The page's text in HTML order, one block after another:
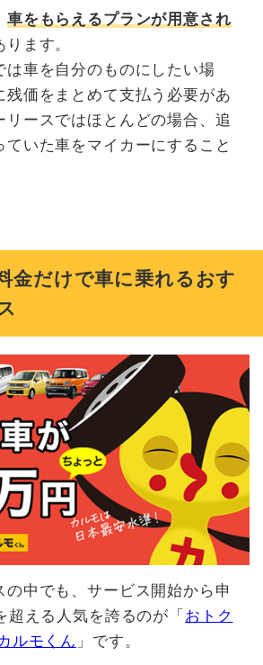
車をもらえるプランが用意され
ます。
は車を自分のものにしたい場
残価をまとめて支払う必要があ
リースではほとんどの場合、追
ていた車をマイカーにすること
金だけで車に乗れるおす
の中でも、サービス開始から申
超える人気を誇るのが「 おトク
ルモくん 」です。